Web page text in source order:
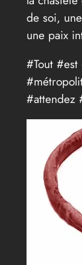
de soi,
une paix
#Tout
#attendez